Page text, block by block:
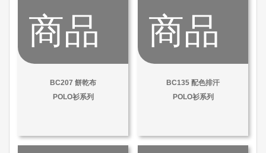
商品
BC207 餅乾布
POLO衫系列
商品
BC135 配色排汗
POLO衫系列